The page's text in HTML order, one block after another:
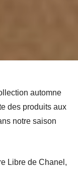
automne
des produits aux
notre saison
Libre de Chanel,